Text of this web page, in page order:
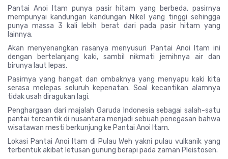
Pantai Anoi Itam punya pasir hitam yang berbeda, pasirnya
mempunyai kandungan kandungan Nikel yang tinggi sehingga
punya massa 3 kali lebih berat dari pada pasir hitam yang
lainnya.
Akan menyenangkan rasanya menyusuri Pantai Anoi Itam ini
dengan bertelanjang kaki, sambil nikmati jernihnya air dan
birunya laut lepas.
Pasirnya yang hangat dan ombaknya yang menyapu kaki kita
serasa melepas seluruh kepenatan. Soal kecantikan alamnya
tidak usah diragukan lagi.
Penghargaan dari majalah Garuda Indonesia sebagai salah-satu
pantai tercantik di nusantara menjadi sebuah penegasan bahwa
wisatawan mesti berkunjung ke Pantai Anoi Itam.
Lokasi Pantai Anoi Itam di Pulau Weh yakni pulau vulkanik yang
terbentuk akibat letusan gunung berapi pada zaman Pleistosen.